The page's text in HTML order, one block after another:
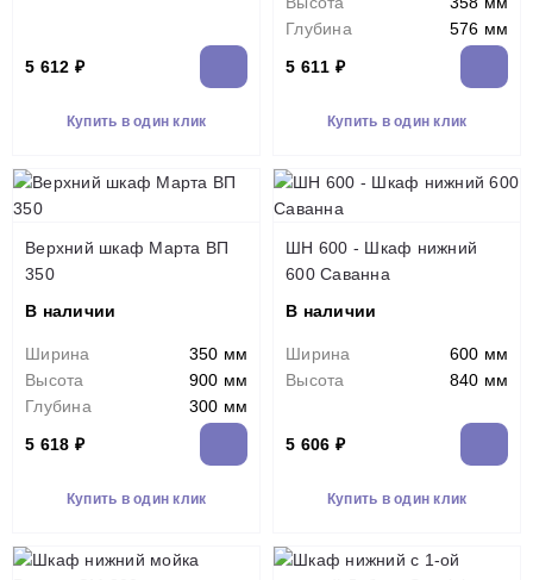
5 612 ₽
Купить в один клик
Глубина
576 мм
5 611 ₽
Купить в один клик
Верхний шкаф Марта ВП
350
В наличии
Ширина
350 мм
Высота
900 мм
Глубина
300 мм
5 618 ₽
Купить в один клик
ШН 600 - Шкаф нижний
600 Саванна
В наличии
Ширина
600 мм
Высота
840 мм
5 606 ₽
Купить в один клик